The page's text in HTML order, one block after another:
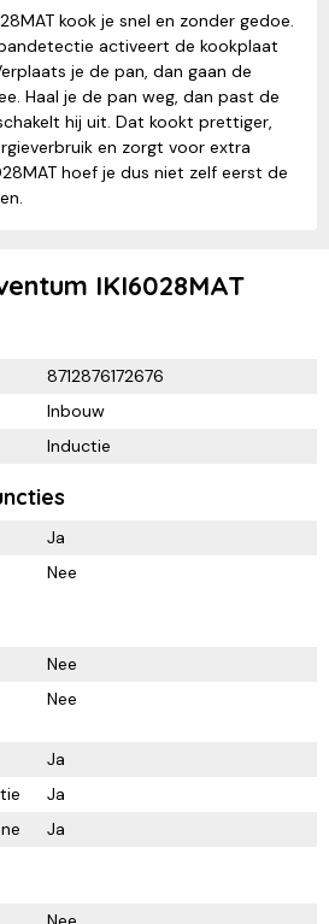
kook je snel en zonder gedoe.
activeert de kookplaat
je de pan, dan gaan de
Haal je de pan weg, dan past de
hij uit. Dat kookt prettiger,
en zorgt voor extra
hoef je dus niet zelf eerst de
IKI6028MAT
8712876172676
Inbouw
Inductie
Ja
Nee
Nee
Nee
Ja
Ja
Ja